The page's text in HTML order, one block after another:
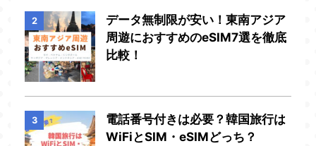
2
データ無制限が安い！東南アジア
周遊におすすめのeSIM7選を徹底
比較！
3
電話番号付きは必要？韓国旅行は
WiFiとSIM・eSIMどっち？